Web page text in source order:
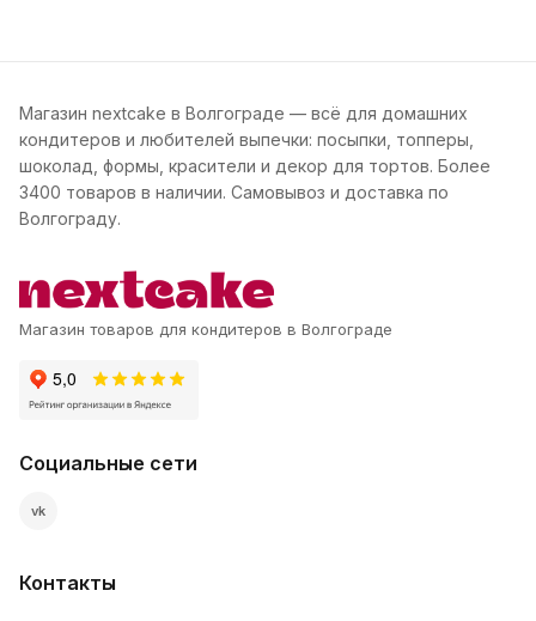
Магазин nextcake в Волгограде — всё для домашних
кондитеров и любителей выпечки: посыпки, топперы,
шоколад, формы, красители и декор для тортов. Более
3400 товаров в наличии. Самовывоз и доставка по
Волгограду.
Магазин товаров для кондитеров в Волгограде
Социальные сети
vk
Контакты